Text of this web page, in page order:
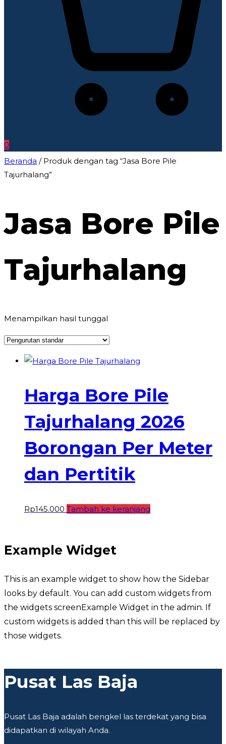
0
Beranda / Produk dengan tag “Jasa Bore Pile
Tajurhalang”
Jasa Bore Pile
Tajurhalang
Menampilkan hasil tunggal
Harga Bore Pile
Tajurhalang 2026
Borongan Per Meter
dan Pertitik
Rp145.000 Tambah ke keranjang
Example Widget
This is an example widget to show how the Sidebar
looks by default. You can add custom widgets from
the widgets screenExample Widget in the admin. If
custom widgets is added than this will be replaced by
those widgets.
Pusat Las Baja
Pusat Las Baja adalah bengkel las terdekat yang bisa
didapatkan di wilayah Anda.